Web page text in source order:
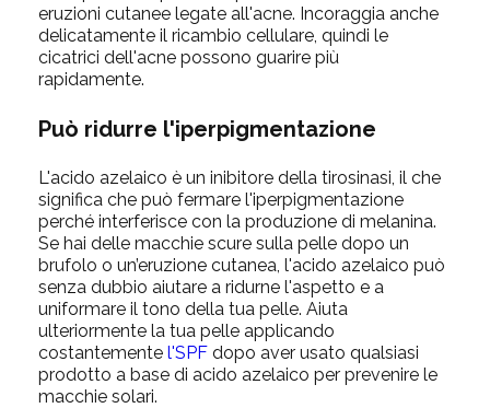
eruzioni cutanee legate all'acne. Incoraggia anche
delicatamente il ricambio cellulare, quindi le
cicatrici dell'acne possono guarire più
rapidamente.
Può ridurre l'iperpigmentazione
L'acido azelaico è un inibitore della tirosinasi, il che
significa che può fermare l'iperpigmentazione
perché interferisce con la produzione di melanina.
Se hai delle macchie scure sulla pelle dopo un
brufolo o un’eruzione cutanea, l'acido azelaico può
senza dubbio aiutare a ridurne l'aspetto e a
uniformare il tono della tua pelle. Aiuta
ulteriormente la tua pelle applicando
costantemente l'SPF dopo aver usato qualsiasi
prodotto a base di acido azelaico per prevenire le
macchie solari.